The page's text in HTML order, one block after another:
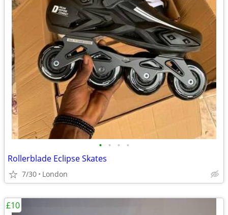
• • • •
Rollerblade Eclipse Skates
7/30 London
£10